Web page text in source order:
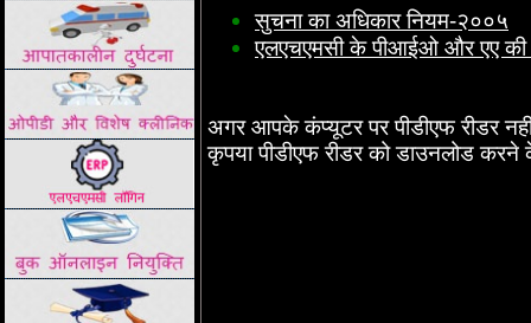
सुचना का अधिकार नियम-२००५
एलएचएमसी के पीआईओ और एए की
अगर आपके कंप्यूटर पर पीडीएफ रीडर
कृपया पीडीएफ रीडर को डाउनलोड